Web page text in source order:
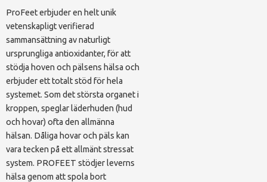
ProFeet erbjuder en helt unik
vetenskapligt verifierad
sammansättning av naturligt
ursprungliga antioxidanter, för att
stödja hoven och pälsens hälsa och
erbjuder ett totalt stöd för hela
systemet. Som det största organet i
kroppen, speglar läderhuden (hud
och hovar) ofta den allmänna
hälsan. Dåliga hovar och päls kan
vara tecken på ett allmänt stressat
system. PROFEET stödjer leverns
hälsa genom att spola bort